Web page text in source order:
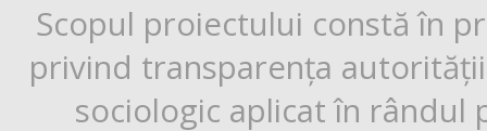
Scopul proiectului constă în
privind transparența
sociologic aplicat în rândul